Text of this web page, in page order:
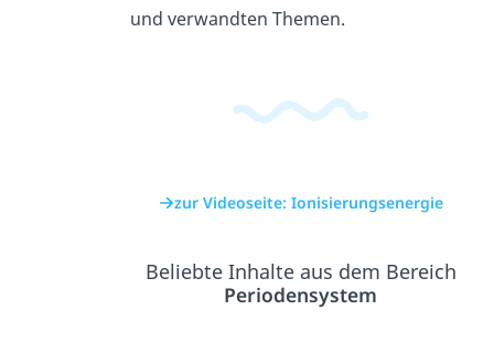
und verwandten Themen.
zur Videoseite: Ionisierungsenergie
Beliebte Inhalte aus dem Bereich
Periodensystem